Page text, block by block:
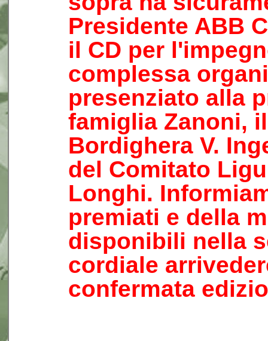
Presidente ABB
il CD per
complessa
presenziato alla
famiglia Zanoni,
Bordighera V.
del Comitato
Longhi.
premiati e della
disponibili nella
cordiale
confermata